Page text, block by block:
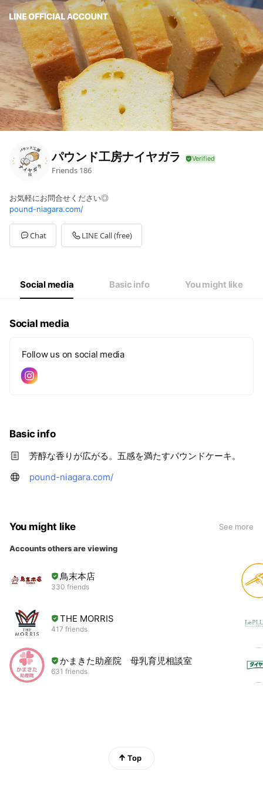
パウンド工房ナイヤガラ
Friends 186
お気軽にお問合せください◎
pound-niagara.com/
Chat LINE Call (free)
Social media Basic info You might like
Social media
Follow us on social media
Basic info
芳醇な香りが広がる。五感を満たすパウンドケーキ。
pound-niagara.com/
You might like See more
Accounts others are viewing
鳥末本店
330 friends
THE MORRIS
417 friends
かまきた助産院 母乳育児相談室
631 friends
Top